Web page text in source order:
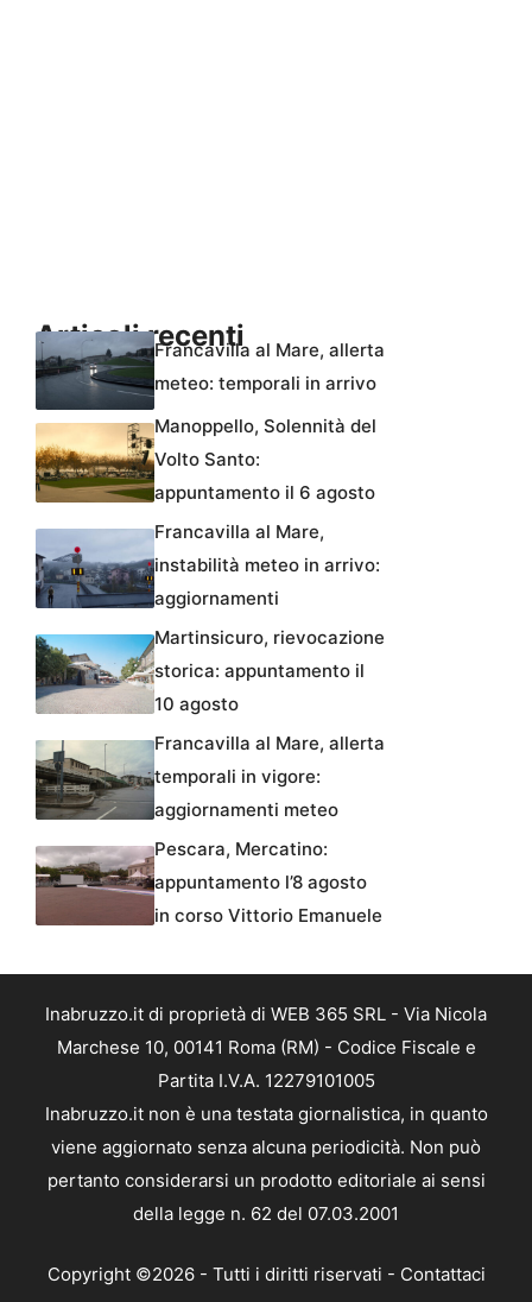
Articoli recentiFrancavilla al Mare, allerta
meteo: temporali in arrivo
Manoppello, Solennità del
Volto Santo:
appuntamento il 6 agosto
Francavilla al Mare,
instabilità meteo in arrivo:
aggiornamenti
Martinsicuro, rievocazione
storica: appuntamento il
10 agosto
Francavilla al Mare, allerta
temporali in vigore:
aggiornamenti meteo
Pescara, Mercatino:
appuntamento l’8 agosto
in corso Vittorio Emanuele
Inabruzzo.it di proprietà di WEB 365 SRL - Via Nicola
Marchese 10, 00141 Roma (RM) - Codice Fiscale e
Partita I.V.A. 12279101005
Inabruzzo.it non è una testata giornalistica, in quanto
viene aggiornato senza alcuna periodicità. Non può
pertanto considerarsi un prodotto editoriale ai sensi
della legge n. 62 del 07.03.2001
Copyright ©2026 - Tutti i diritti riservati - Contattaci